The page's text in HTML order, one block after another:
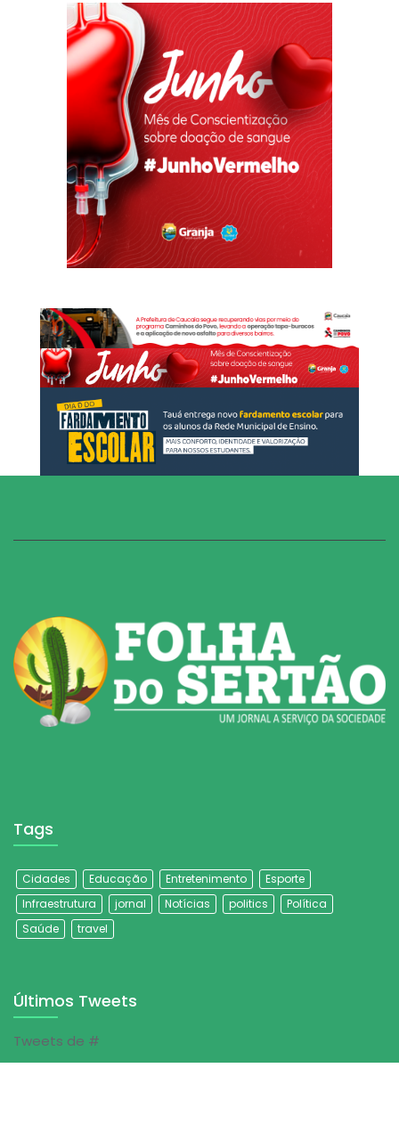
Tags
Cidades Educação Entretenimento
Esporte
Infraestrutura
jornal Notícias politics
Política
Saúde
travel
Últimos Tweets
Tweets de #